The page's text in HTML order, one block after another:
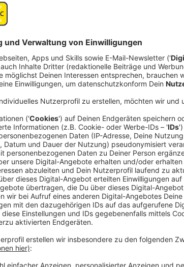
Zwei Aachener Unternehmen haben
Es handelt sich um das RWTH Spin-Off
unbemannten Flugobjekten
das Sicherheits- und
herstellt.
Aachens Bürgermeister Norbert Plum
Metropolregion Rheinland persönlich
Dabei ist es den Award für 2020
Pandemie abgesagt und in dieses Jahr
Weitere Infos der Stadt zu den
flyXdrive GmbH- Zunächst machte
GmbH – einem Spin-Off der RWTH
anderem bei einer Führung: Sie
Beratung im Bereich der 3D-Mobilität
unbemannter Flugsysteme an. Norbert
erfolgreichsten Standorten für Start-